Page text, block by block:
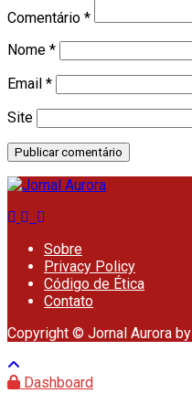
Comentário *
Nome *
Email *
Site
Sobre
Privacy Policy
Código de Ética
Contato
Copyright © Jornal Aurora by
Dashboard